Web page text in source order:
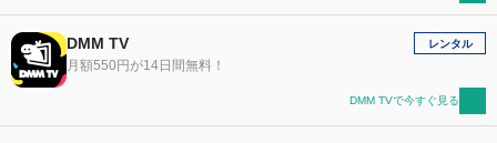
DMM TV
月額550円が14日間無料！
レンタル
DMM TVで今すぐ見る